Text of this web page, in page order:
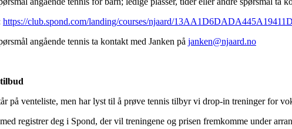
https://club.spond.com/landing/courses/njaard/
angående tennis ta kontakt med Janken på janken@njaard.no
på venteliste, men har lyst til å prøve tennis tilbyr vi drop-in treninger for
registrer deg i Spond, der vil treningene og prisen fremkomme under